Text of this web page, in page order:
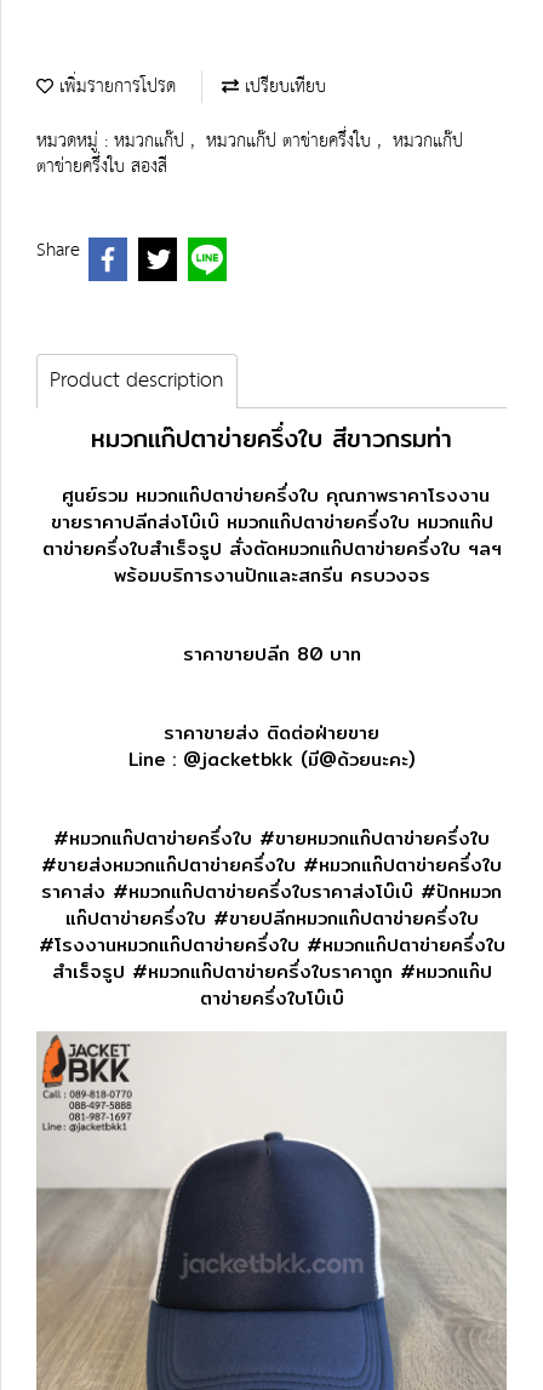
เพิ่มรายการโปรด
เปรียบเทียบ
หมวดหมู่ :หมวกแก๊ป , หมวกแก๊ป ตาข่ายครึ่งใบ , หมวกแก๊ป
ตาข่ายครึ่งใบ สองสี
Share
Product description
หมวกแก๊ปตาข่ายครึ่งใบ สีขาวกรมท่า
ศูนย์รวม หมวกแก๊ปตาข่ายครึ่งใบ คุณภาพราคาโรงงาน
ขายราคาปลีกส่งโบ๊เบ๊ หมวกแก๊ปตาข่ายครึ่งใบ หมวกแก๊ป
ตาข่ายครึ่งใบสำเร็จรูป สั่งตัดหมวกแก๊ปตาข่ายครึ่งใบ ฯลฯ
พร้อมบริการงานปักและสกรีน ครบวงจร
ราคาขายปลีก 80 บาท
ราคาขายส่ง ติดต่อฝ่ายขาย
Line : @jacketbkk (มี@ด้วยนะคะ)
#หมวกแก๊ปตาข่ายครึ่งใบ #ขายหมวกแก๊ปตาข่ายครึ่งใบ
#ขายส่งหมวกแก๊ปตาข่ายครึ่งใบ #หมวกแก๊ปตาข่ายครึ่งใบ
ราคาส่ง #หมวกแก๊ปตาข่ายครึ่งใบราคาส่งโบ๊เบ๊ #ปักหมวก
แก๊ปตาข่ายครึ่งใบ #ขายปลีกหมวกแก๊ปตาข่ายครึ่งใบ
#โรงงานหมวกแก๊ปตาข่ายครึ่งใบ #หมวกแก๊ปตาข่ายครึ่งใบ
สำเร็จรูป #หมวกแก๊ปตาข่ายครึ่งใบราคาถูก #หมวกแก๊ป
ตาข่ายครึ่งใบโบ๊เบ๊